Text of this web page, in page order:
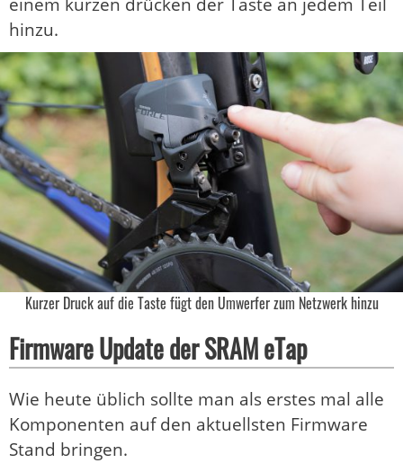
hinzu.
Kurzer Druck auf die Taste fügt den Umwerfer zum Netzwerk hinzu
Firmware Update der SRAM eTap
Wie heute üblich sollte man als erstes mal alle
Komponenten auf den aktuellsten Firmware
Stand bringen.